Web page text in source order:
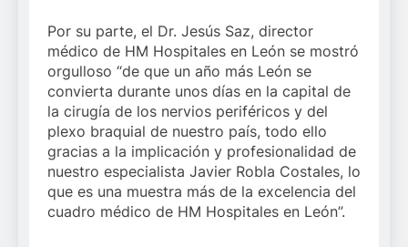
Por su parte, el Dr. Jesús Saz, director
médico de HM Hospitales en León se mostró
orgulloso “de que un año más León se
convierta durante unos días en la capital de
la cirugía de los nervios periféricos y del
plexo braquial de nuestro país, todo ello
gracias a la implicación y profesionalidad de
nuestro especialista Javier Robla Costales, lo
que es una muestra más de la excelencia del
cuadro médico de HM Hospitales en León”.